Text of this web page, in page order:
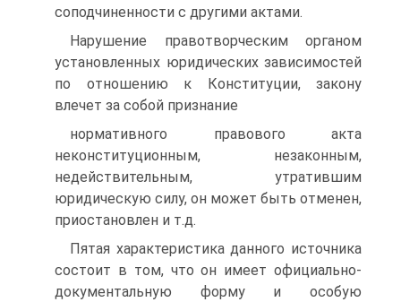
соподчиненности с другими актами.
Нарушение правотворческим органом
установленных юридических зависимостей
по отношению к Конституции, закону
влечет за собой признание
нормативного правового акта
неконституционным, незаконным,
недействительным, утратившим
юридическую силу, он может быть отменен,
приостановлен и т.д.
Пятая характеристика данного источника
состоит в том, что он имеет официально-
документальную форму и особую